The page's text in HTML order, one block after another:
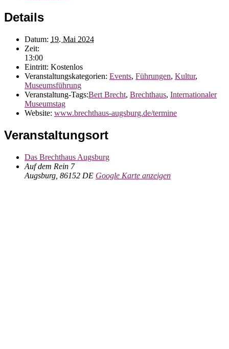
Details
Datum: 19. Mai 2024
Zeit:
13:00
Eintritt: Kostenlos
Veranstaltungskategorien: Events, Führungen, Kultur,
Museumsführung
Veranstaltung-Tags:Bert Brecht, Brechthaus, Internationaler
Museumstag
Website: www.brechthaus-augsburg.de/termine
Veranstaltungsort
Das Brechthaus Augsburg
Auf dem Rein 7
Augsburg 86152 DE Google Karte anzeigen